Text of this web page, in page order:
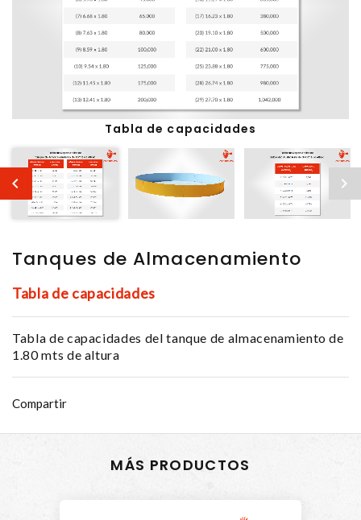
Tabla de capacidades
Tanques de Almacenamiento
Tabla de capacidades
Tabla de capacidades del tanque de almacenamiento de
1.80 mts de altura
Compartir
MÁS PRODUCTOS